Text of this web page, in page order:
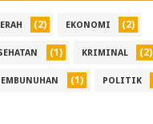
(2) EKONOMI (2)
(1) KRIMINAL (2)
(1) POLITIK